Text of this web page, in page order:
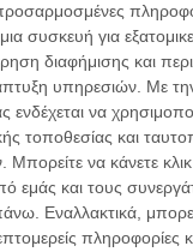
συσκευή για
διαφήμισης και
υπηρεσιών. Με
ενδέχεται να
τοποθεσίας και
να κάνετε κλικ
εμάς και τους
Εναλλακτικά,
πληροφορίες
ΤΗΣ ΗΜΈΡΑΣ
μου τη
αυτισμός